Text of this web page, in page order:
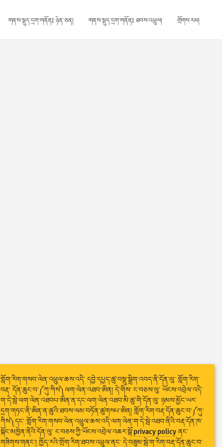
གནས་སྡུད་དྲག་གནོན༔ ཉེན་ཅན། གནས་སྡུད་དྲག་གནོན༔ ཐབས་འཕྲུལ། གྲོགས་རམ།
གློག་རིག་གསབ་ལེན་འཕྲུལ་ཆས་འདི་ དབྱེ་དཔྱད་ཚུ་བསྡུ་སྒྲིག་འབད་ནི་དོན་ལུ་ གློག་རིག་
བརྡ་ དོན་ཆུང་བ་༼ཀུ་ཀིས༽ལག་ལེན་འཐབ་ཨིན། དེ་གིས་ ང་བཅས་ལུ་ ཡོངས་འབྲེལ་འདི་
ག་དེ་སྦེ་ལག་ལེན་འཐབཔ་ཨིན་ན་དང་ལག་ལེན་འཐབ་མི་ཚུ་གི་དོན་ལུ་ ཉམས་མྱོང་ཡར་
དྲག་གཏང་ནི་ཨིན་ན་ཚུའི་ཐབས་ལམ་བཏོན་ཚུགསཔ་ཨིན། གློག་རིག་བརྡ་དོན་ཆུང་བ་༼ཀུ་
ཀིས༽དང་ གློག་རིག་གསབ་ལེན་འཕྲུལ་ཆས་འདི་ལག་ལེན་ག་དེ་སྦེ་འཐབ་ནིའི་བརྡ་དོན་ཁ་
སྐོང་མཁྱེན་ནིའི་དོན་ལུ་ ང་བཅས་ཀྱི་ཡོངས་འབྲེལ་འཆར་སྒོ་privacy policy ནང་
གཟིགས་གནང་། ཁྱོད་རའི་གྲོག་རིག་ཐབས་འཕྲུལ་ནང་ དེ་བཟུམ་སྦེ་ག་རིག་བརྡ་དོན་ཆུང་བ་